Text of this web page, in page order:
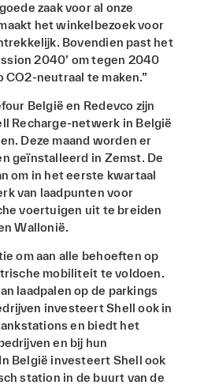
zaak voor al onze
het winkelbezoek voor
Bovendien past het
2040’ om tegen 2040
neutraal te maken.”
België en Redevco zijn
Recharge-netwerk in België
Deze maand worden er
geïnstalleerd in Zemst. De
om in het eerste kwartaal
van laadpunten voor
voertuigen uit te breiden
Wallonië.
om aan alle behoeften op
mobiliteit te voldoen.
laadpalen op de parkings
investeert Shell ook in
en biedt het
en bij hun
België investeert Shell ook
station in de buurt van de